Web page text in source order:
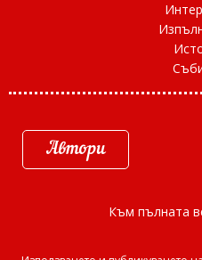
Автори
Към пълната